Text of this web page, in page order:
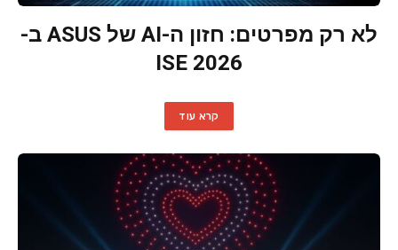
לא רק מפרטים: חזון ה-AI של ASUS ב-
ISE 2026
קרא עוד